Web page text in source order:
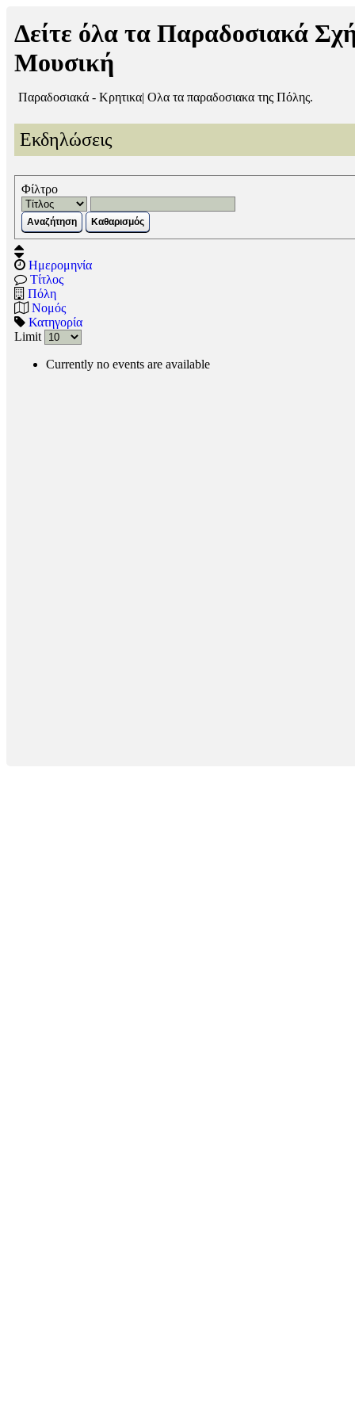
Δείτε όλα τα Παραδοσιακά
Μουσική
Παραδοσιακά - Κρητικα| Ολα τα παραδοσιακα της Πόλης.
Εκδηλώσεις
Φίλτρο
Αναζήτηση Καθαρισμός
Ημερομηνία
Τίτλος
Πόλη
Νομός
Κατηγορία
Limit
Currently no events are available